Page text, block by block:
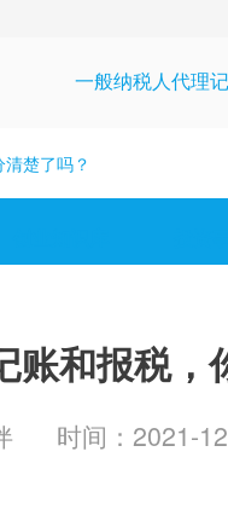
一般纳税人代理
楚了吗？
账和报税，
时间：2021-